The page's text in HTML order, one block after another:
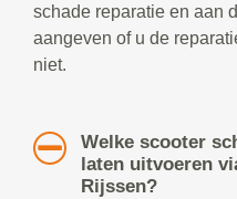
schade reparatie en aan
aangeven of u de
niet.
Welke scooter
laten uitvoeren
Rijssen?